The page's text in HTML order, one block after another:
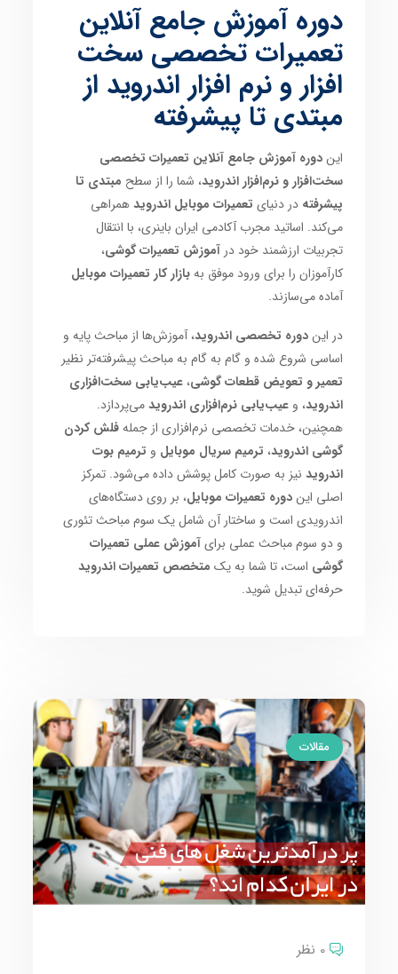
دوره آموزش جامع آنلاین
تعمیرات تخصصی سخت
افزار و نرم افزار اندروید از
مبتدی تا پیشرفته
ایندوره آموزش جامع آنلاین تعمیرات تخصصی
سخت‌افزار و نرم‌افزار اندروید، شما را از سطح مبتدی تا
پیشرفته در دنیای تعمیرات موبایل اندرویدهمراهی
می‌کند. اساتید مجرب آکادمی ایران باینری، با انتقال
تجربیات ارزشمند خود درآموزش تعمیرات گوشی،
کارآموزان را برای ورود موفق بهبازار کار تعمیرات موبایل
آماده می‌سازند.
در ایندوره تخصصی اندروید، آموزش‌ها از مباحث پایه و
اساسی شروع شده و گام به گام به مباحث پیشرفته‌تر نظیر
تعمیر و تعویض قطعات گوشی،عیب‌یابی سخت‌افزاری
اندروید، وعیب‌یابی نرم‌افزاری اندرویدمی‌پردازد.
همچنین، خدمات تخصصی نرم‌افزاری از جملهفلش کردن
گوشی اندروید، ترمیم سریال موبایل و ترمیم بوت
اندروید نیز به صورت کامل پوشش داده می‌شود. تمرکز
اصلی ایندوره تعمیرات موبایل، بر روی دستگاه‌های
اندرویدی است و ساختار آن شامل یک سوم مباحث تئوری
و دو سوم مباحث عملی برایآموزش عملی تعمیرات
گوشی است، تا شما به یک متخصص تعمیرات اندروید
حرفه‌ای تبدیل شوید.
مقالات
0 نظر